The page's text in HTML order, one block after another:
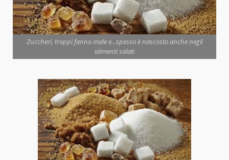
Zuccheri, troppi fanno male e...spesso è nascosto anche negli
alimenti salati